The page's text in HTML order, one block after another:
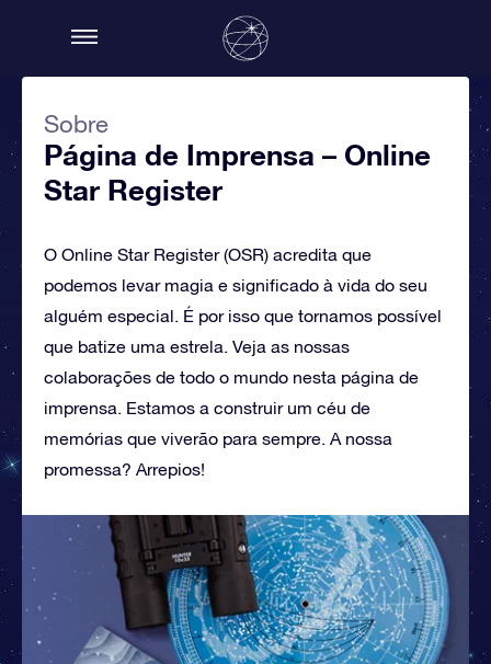
Sobre
Página de Imprensa – Online
Star Register
O Online Star Register (OSR) acredita que
podemos levar magia e significado à vida do seu
alguém especial. É por isso que tornamos possível
que batize uma estrela. Veja as nossas
colaborações de todo o mundo nesta página de
imprensa. Estamos a construir um céu de
memórias que viverão para sempre. A nossa
promessa? Arrepios!